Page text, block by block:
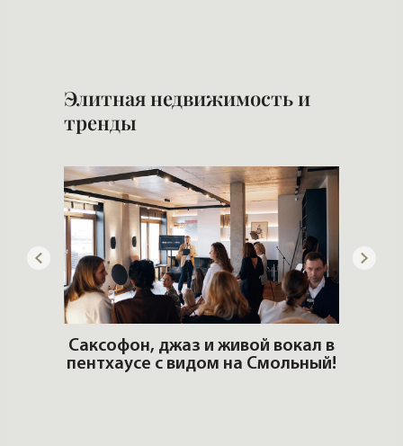
Элитная недвижимость и
тренды
Саксофон, джаз и живой вокал в
пентхаусе с видом на Смольный!